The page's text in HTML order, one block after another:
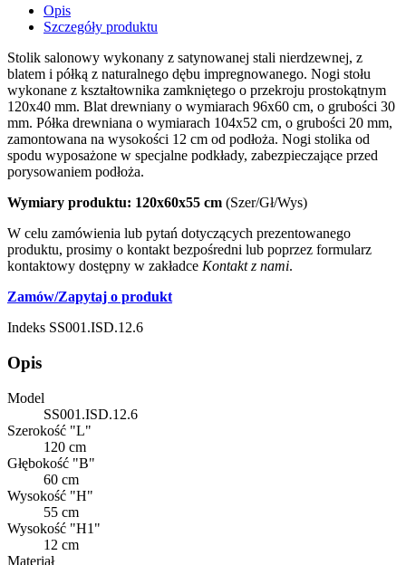
Opis
Szczegóły produktu
Stolik salonowy wykonany z satynowanej stali nierdzewnej, z
blatem i półką z naturalnego dębu impregnowanego. Nogi stołu
wykonane z kształtownika zamkniętego o przekroju prostokątnym
120x40 mm. Blat drewniany o wymiarach 96x60 cm, o grubości 30
mm. Półka drewniana o wymiarach 104x52 cm, o grubości 20 mm,
zamontowana na wysokości 12 cm od podłoża. Nogi stolika od
spodu wyposażone w specjalne podkłady, zabezpieczające przed
porysowaniem podłoża.
Wymiary produktu: 120x60x55 cm (Szer/Gł/Wys)
W celu zamówienia lub pytań dotyczących prezentowanego
produktu, prosimy o kontakt bezpośredni lub poprzez formularz
kontaktowy dostępny w zakładce Kontakt z nami.
Zamów/Zapytaj o produkt
Indeks SS001.ISD.12.6
Opis
Model
SS001.ISD.12.6
Szerokość "L"
120 cm
Głębokość "B"
60 cm
Wysokość "H"
55 cm
Wysokość "H1"
12 cm
Materiał